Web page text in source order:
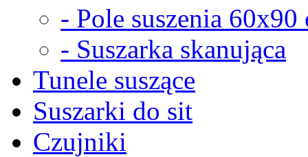
- Pole suszenia 60x90
- Suszarka skanująca
Tunele suszące
Suszarki do sit
Czujniki